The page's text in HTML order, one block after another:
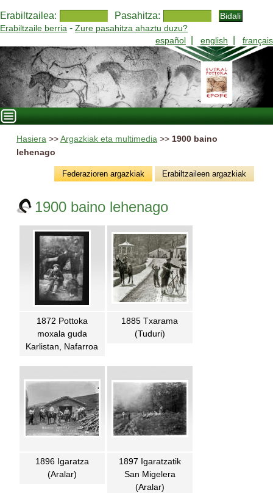
Erabiltzailea: Pasahitza:
Erabiltzaile berria - Zure pasahitza ahaztu duzu?
español
english français
Hasiera>> Argazkiak eta multimedia>> 1900 baino
lehenago
Federazioren argazkiak Erabiltzaileen argazkiak
1900 baino lehenago
1872 Pottoka
moxala guda
Karlistan, Nafarroa
1885 Txarama
(Tuduri)
1896 Igaratza
(Aralar)
1897 Igaratzatik
San Migelera
(Aralar)